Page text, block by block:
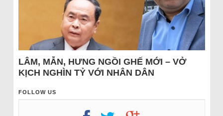
LÂM, MẪN, HƯNG NGỒI GHẾ MỚI – VỞ
KỊCH NGHÌN TỶ VỚI NHÂN DÂN
FOLLOW US